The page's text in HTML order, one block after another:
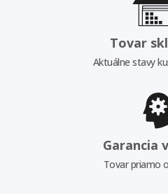
Tovar
Aktuálne stavy
Garancia
Tovar priamo